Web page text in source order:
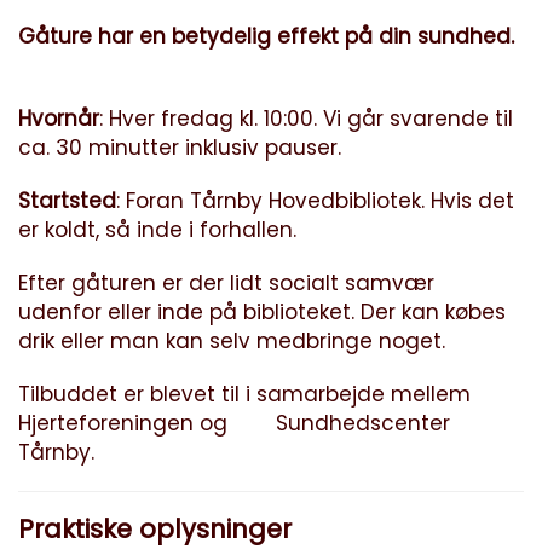
Gåture har en betydelig effekt på din sundhed.
Hvornår: Hver fredag kl. 10:00. Vi går svarende til
ca. 30 minutter inklusiv pauser.
Startsted: Foran Tårnby Hovedbibliotek. Hvis det
er koldt, så inde i forhallen.
Efter gåturen er der lidt socialt samvær
udenfor eller inde på biblioteket. Der kan købes
drik eller man kan selv medbringe noget.
Tilbuddet er blevet til i samarbejde mellem
Hjerteforeningen og Sundhedscenter
Tårnby.
Praktiske oplysninger